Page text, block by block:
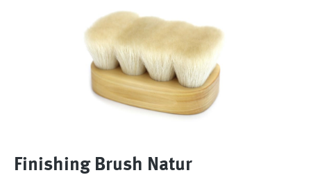
Finishing Brush Natur